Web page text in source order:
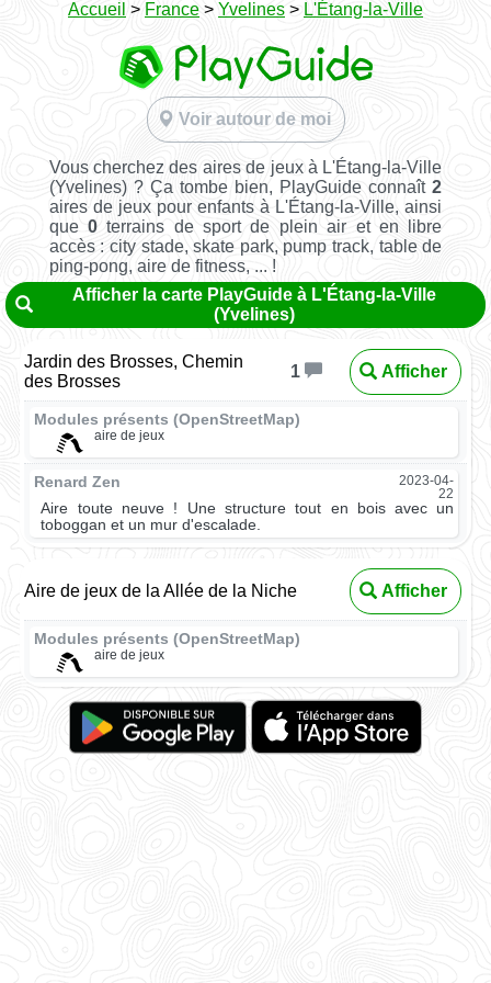
Accueil > France > Yvelines > L'Étang-la-Ville
Voir autour de moi
Vous cherchez des aires de jeux à L'Étang-la-Ville
(Yvelines) ? Ça tombe bien, PlayGuide connaît2
aires de jeux pour enfants à L'Étang-la-Ville, ainsi
que0 terrains de sport de plein air et en libre
accès : city stade, skate park, pump track, table de
ping-pong, aire de fitness, ... !
Afficher la carte PlayGuide à L'Étang-la-Ville
(Yvelines)
Jardin des Brosses, Chemin
des Brosses
1 Afficher
Modules présents (OpenStreetMap)
aire de jeux
Renard Zen
2023-04-
22
Aire toute neuve ! Une structure tout en bois avec un
toboggan et un mur d'escalade.
Aire de jeux de la Allée de la Niche Afficher
Modules présents (OpenStreetMap)
aire de jeux